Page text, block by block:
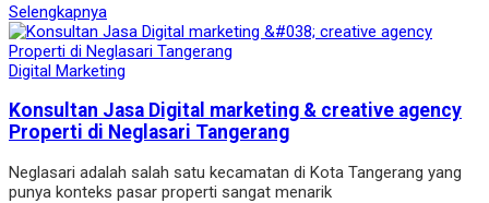
Selengkapnya
Digital Marketing
Konsultan Jasa Digital marketing & creative agency
Properti di Neglasari Tangerang
Neglasari adalah salah satu kecamatan di Kota Tangerang yang
punya konteks pasar properti sangat menarik